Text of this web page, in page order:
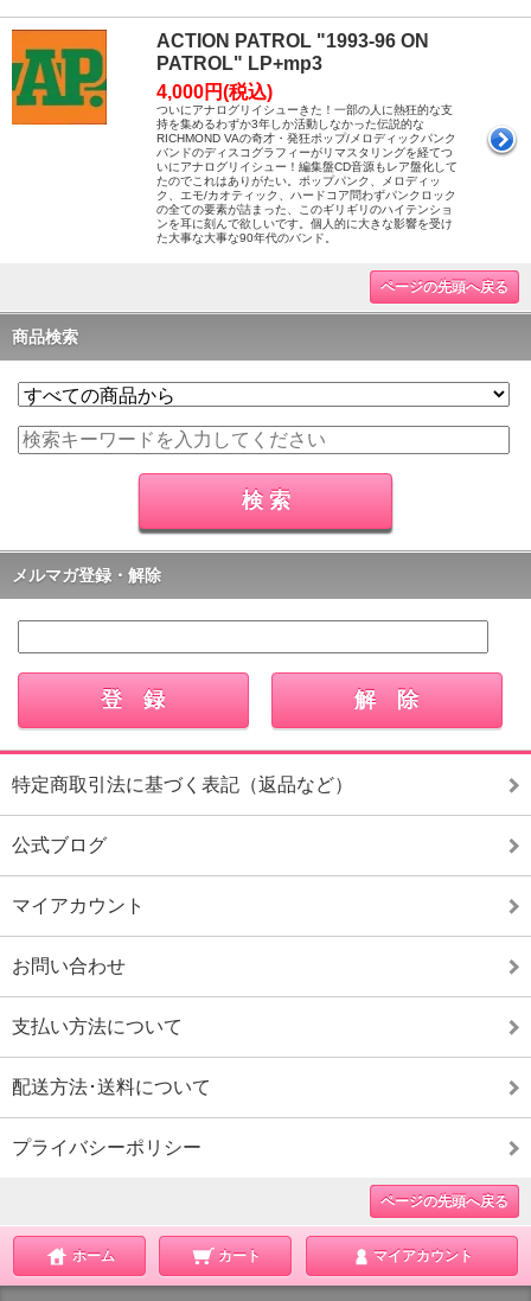
ACTION PATROL "1993-96 ON
PATROL" LP+mp3
4,000円(税込)
ついにアナログリイシューきた！一部の人に熱狂的な支
持を集めるわずか3年しか活動しなかった伝説的な
RICHMOND VAの奇才・発狂ポップ/メロディックパンク
バンドのディスコグラフィーがリマスタリングを経てつ
いにアナログリイシュー！編集盤CD音源もレア盤化して
たのでこれはありがたい。ポップパンク、メロディッ
ク、エモ/カオティック、ハードコア問わずパンクロック
の全ての要素が詰まった、このギリギリのハイテンショ
ンを耳に刻んで欲しいです。個人的に大きな影響を受け
た大事な大事な90年代のバンド。
ページの先頭へ戻る
商品検索
メルマガ登録・解除
特定商取引法に基づく表記（返品など）
公式ブログ
マイアカウント
お問い合わせ
支払い方法について
配送方法･送料について
プライバシーポリシー
ページの先頭へ戻る
ホーム カート マイアカウント